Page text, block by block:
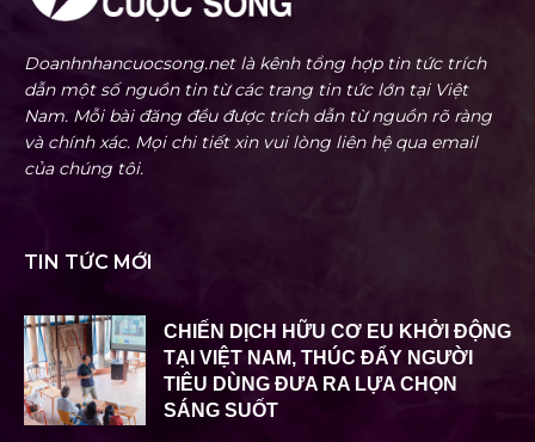
Doanhnhancuocsong.net là kênh tổng hợp tin tức trích
dẫn một số nguồn tin từ các trang tin tức lớn tại Việt
Nam. Mỗi bài đăng đều được trích dẫn từ nguồn rõ ràng
và chính xác. Mọi chi tiết xin vui lòng liên hệ qua email
của chúng tôi.
TIN TỨC MỚI
CHIẾN DỊCH HỮU CƠ EU KHỞI ĐỘNG
TẠI VIỆT NAM, THÚC ĐẨY NGƯỜI
TIÊU DÙNG ĐƯA RA LỰA CHỌN
SÁNG SUỐT